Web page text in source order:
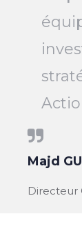
Majd
Directeur